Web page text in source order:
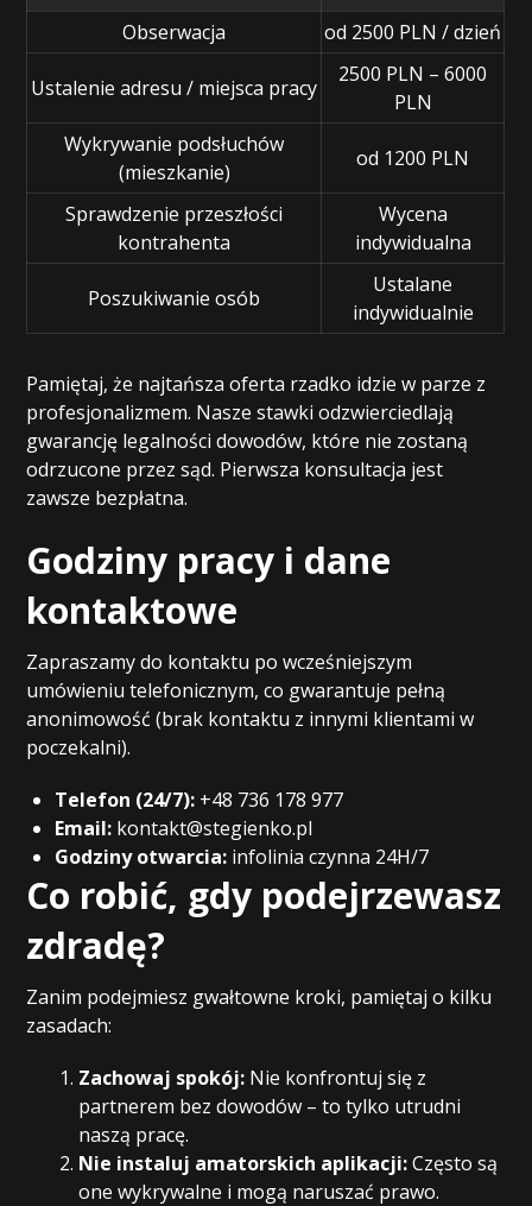
Obserwacja
od 2500 PLN / dzień
Ustalenie adresu / miejsca pracy
2500 PLN – 6000
PLN
Wykrywanie podsłuchów
(mieszkanie)
od 1200 PLN
Sprawdzenie przeszłości
kontrahenta
Wycena
indywidualna
Poszukiwanie osób
Ustalane
indywidualnie
Pamiętaj, że najtańsza oferta rzadko idzie w parze z
profesjonalizmem. Nasze stawki odzwierciedlają
gwarancję legalności dowodów, które nie zostaną
odrzucone przez sąd. Pierwsza konsultacja jest
zawsze bezpłatna.
Godziny pracy i dane
kontaktowe
Zapraszamy do kontaktu po wcześniejszym
umówieniu telefonicznym, co gwarantuje pełną
anonimowość (brak kontaktu z innymi klientami w
poczekalni).
Telefon (24/7): +48 736 178 977
Email: kontakt@stegienko.pl
Godziny otwarcia: infolinia czynna 24H/7
Co robić, gdy podejrzewasz
zdradę?
Zanim podejmiesz gwałtowne kroki, pamiętaj o kilku
zasadach:
Zachowaj spokój: Nie konfrontuj się z
partnerem bez dowodów – to tylko utrudni
naszą pracę.
Nie instaluj amatorskich aplikacji:Często są
one wykrywalne i mogą naruszać prawo.